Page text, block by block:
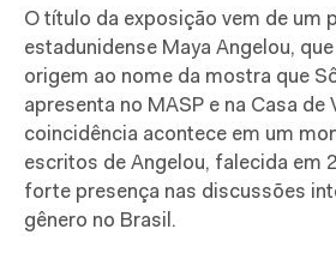
O título da exposição vem de um
estadunidense Maya Angelou,
origem ao nome da mostra que
apresenta no MASP e na Casa de
coincidência acontece em um
escritos de Angelou, falecida em
forte presença nas discussões
gênero no Brasil.